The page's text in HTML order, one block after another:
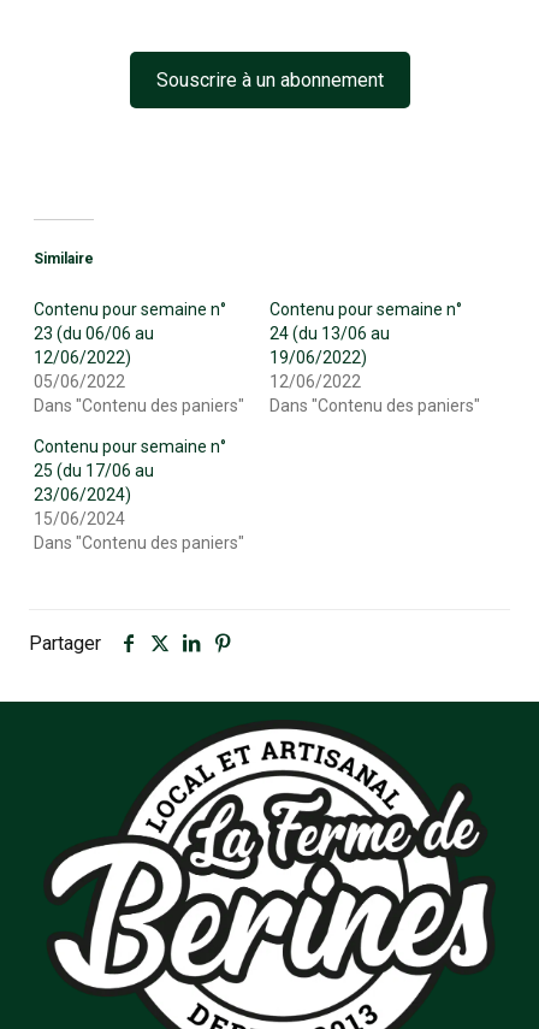
Souscrire à un abonnement
Similaire
Contenu pour semaine n°
23 (du 06/06 au
12/06/2022)
05/06/2022
Dans "Contenu des paniers"
Contenu pour semaine n°
24 (du 13/06 au
19/06/2022)
12/06/2022
Dans "Contenu des paniers"
Contenu pour semaine n°
25 (du 17/06 au
23/06/2024)
15/06/2024
Dans "Contenu des paniers"
Partager